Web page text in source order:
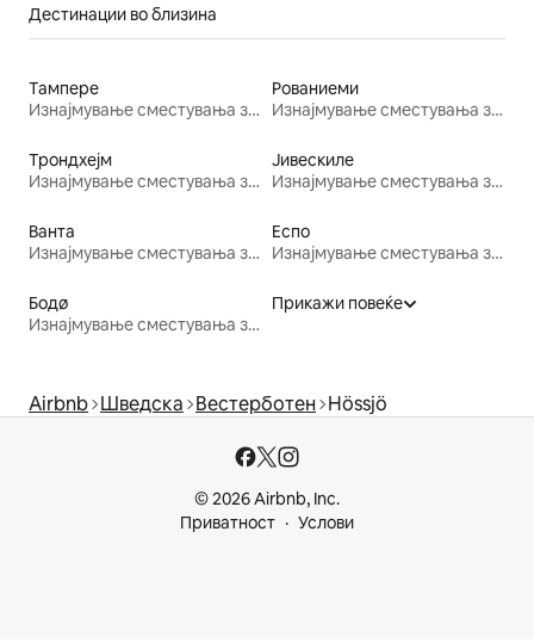
Дестинации во близина
Тампере
Изнајмување сместувања за одмор
Рованиеми
Изнајмување сместувања за одмор
Трондхејм
Изнајмување сместувања за одмор
Јивескиле
Изнајмување сместувања за одмор
Ванта
Изнајмување сместувања за одмор
Еспо
Изнајмување сместувања за одмор
Бодø
Изнајмување сместувања за одмор
Прикажи повеќе
Airbnb Шведска Вестерботен Hössjö
© 2026 Airbnb, Inc.
Приватност
Услови